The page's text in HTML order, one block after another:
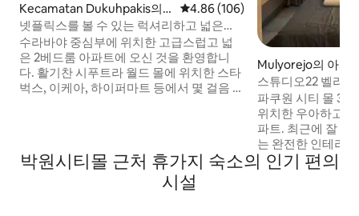
Kecamatan Dukuhpakis의
아파트
평점 4.86점(5점 만점), 후기 106
4.86 (106)
넷플릭스를 볼 수 있는 럭셔리하고 넓은
2BR 아파트
수라바야 중심부에 위치한 고급스럽고 넓
은 2베드룸 아파트에 오신 것을 환영합니
다. 활기찬 시푸트라 월드 몰에 위치한 스타
벅스, 이케아, 하이퍼마트 등에서 몇 걸음 거
지 등의 편의시설을 갖추고 스타일리시하
게 휴식을 취하세요. 마야파다 병원과 수라
바야에서 몇 분 거리에 있으며, 공항은 차로
Mulyorejo의 아파
스튜디오22 벨라
아파트
파쿠원 시티 몰 3,
위치한 우아하고
파트. 최근에 잘 만
는 완전한 인테리
벽한 휴식을 취할
동안 수영장, 헬스
박원시티몰 근처 휴가지 숙소의 인기 편의
시설